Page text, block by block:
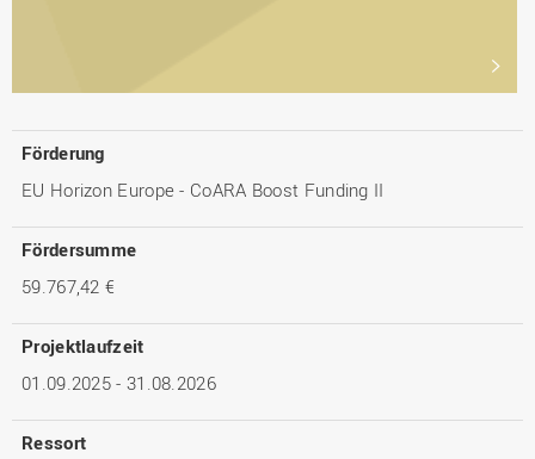
Förderung
EU Horizon Europe - CoARA Boost Funding II
Fördersumme
59.767,42 €​
Projektlaufzeit
01.09.2025 - 31.08.2026
Ressort